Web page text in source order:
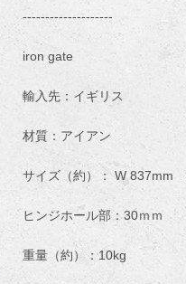
--------------------
iron gate
輸入先：イギリス
材質：アイアン
サイズ（約）： W
ヒンジホール部：30ｍｍ
重量（約）：10kg